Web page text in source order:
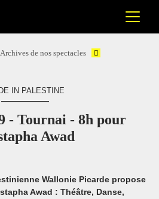
Archives de nos spectacles
IN PALESTINE
- Tournai - 8h pour
Awad
Wallonie Picarde propose
Awad : Théâtre, Danse,